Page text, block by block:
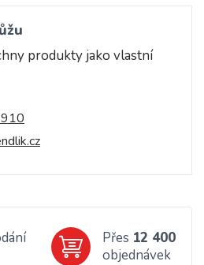
produkty jako vlastní
Přes 12 400
objednávek